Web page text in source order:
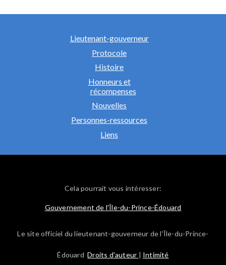
Lieutenant-gouverneur
Protocole
Histoire
Honneurs et
récompenses
Nouvelles
Personnes-ressources
Liens
Cela pourrait vous intéresser:
Gouvernement de l'Île-du-Prince-Édouard
Le site officiel du lieutenant-gouverneur de l'Île-du-Prince-
ÉdouardDroits d'auteur | Intimité